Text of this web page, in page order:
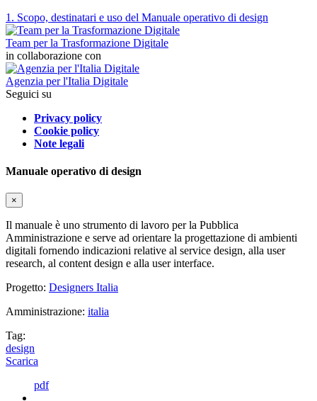
1. Scopo, destinatari e uso del Manuale operativo di design
Team per la Trasformazione Digitale
in collaborazione con
Agenzia per l'Italia Digitale
Seguici su
Privacy policy
Cookie policy
Note legali
Manuale operativo di design
×
Il manuale è uno strumento di lavoro per la Pubblica
Amministrazione e serve ad orientare la progettazione di ambienti
digitali fornendo indicazioni relative al service design, alla user
research, al content design e alla user interface.
Progetto: Designers Italia
Amministrazione: italia
Tag:
design
Scarica
pdf